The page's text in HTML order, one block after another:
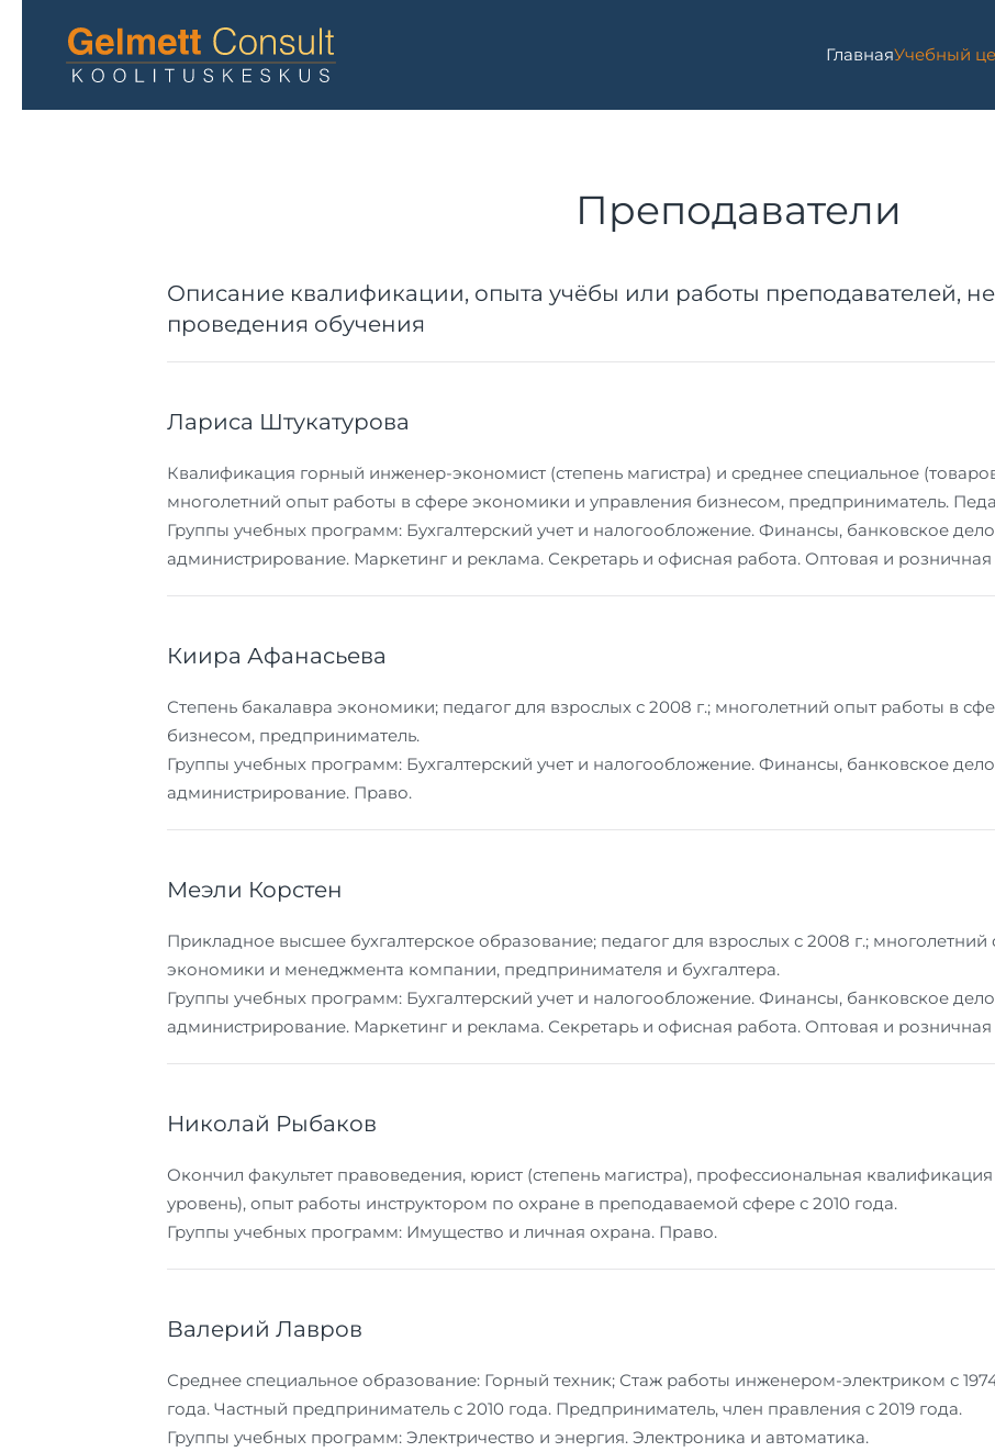
Перейти к содержимому ГлавнаяУчебный
Преподаватели
Описание квалификации, опыта учёбы или работы преподавателей,
проведения обучения
Лариса Штукатурова
Квалификация горный инженер-экономист (степень магистра) и среднее специальное
многолетний опыт работы в сфере экономики и управления бизнесом, предприниматель.
Группы учебных программ: Бухгалтерский учет и налогообложение. Финансы, банковское
администрирование. Маркетинг и реклама. Секретарь и офисная работа. Оптовая и
Киира Афанасьева
Степень бакалавра экономики; педагог для взрослых с 2008 г.; многолетний опыт работы в
бизнесом, предприниматель.
Группы учебных программ: Бухгалтерский учет и налогообложение. Финансы, банковское
администрирование. Право.
Меэли Корстен
Прикладное высшее бухгалтерское образование; педагог для взрослых с 2008 г.;
экономики и менеджмента компании, предпринимателя и бухгалтера.
Группы учебных программ: Бухгалтерский учет и налогообложение. Финансы, банковское
администрирование. Маркетинг и реклама. Секретарь и офисная работа. Оптовая и
Николай Рыбаков
Окончил факультет правоведения, юрист (степень магистра), профессиональная
уровень), опыт работы инструктором по охране в преподаваемой сфере с 2010 года.
Группы учебных программ: Имущество и личная охрана. Право.
Валерий Лавров
Среднее специальное образование: Горный техник; Стаж работы инженером-электриком с
года. Частный предприниматель с 2010 года. Предприниматель, член правления с 2019 года.
Группы учебных программ: Электричество и энергия. Электроника и автоматика.